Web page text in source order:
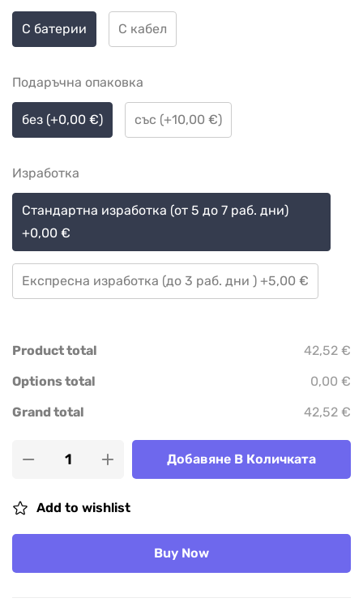
С батерии С кабел
Подаръчна опаковка
без (+0,00 €) със (+10,00 €)
Изработка
Стандартна изработка (от 5 до 7 раб. дни)
+0,00 €
Експресна изработка (до 3 раб. дни ) +5,00 €
Product total
42,52 €
Options total
0,00 €
Grand total
42,52 €
Добавяне В Количката
Add to wishlist
Buy Now